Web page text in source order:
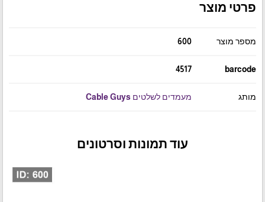
פרטי מוצר
מספר מוצר 600
barcode
4517
מותג מעמדים לשלטים Cable Guys
עוד תמונות וסרטונים